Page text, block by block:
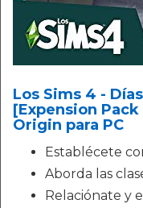
Los Sims 4 -
[Expension
Origin para PC
Establécete
Aborda las
Relaciónate y